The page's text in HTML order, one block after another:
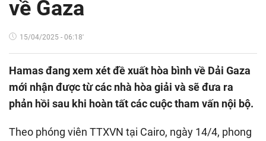
về Gaza
15/04/2025 - 06:18'
Hamas đang xem xét đề xuất hòa bình về Dải Gaza
mới nhận được từ các nhà hòa giải và sẽ đưa ra
phản hồi sau khi hoàn tất các cuộc tham vấn nội bộ.
Theo phóng viên TTXVN tại Cairo, ngày 14/4, phong